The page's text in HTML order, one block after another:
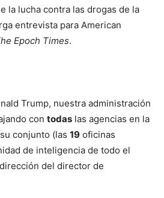
la lucha contra las drogas de la
entrevista para American
Epoch Times.
Trump, nuestra administración
con todas las agencias en la
conjunto (las 19 oficinas
de inteligencia de todo el
del director de